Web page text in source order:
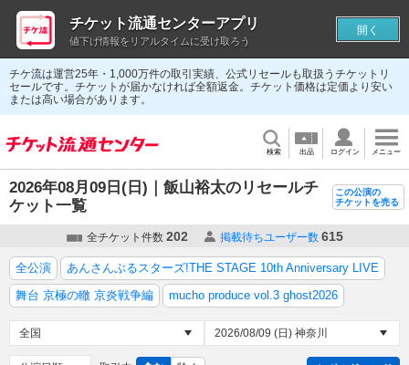
チケ流は運営25年・1,000万件の取引実績、公式リセールも取扱うチケットリ
セールです。チケットが届かなければ全額返金。チケット価格は定価より安い
または高い場合があります。
検索 出品 ログイン メニュー
2026年08月09日(日)｜飯山裕太のリセールチ
ケット一覧
この公演の
チケットを売る
全チケット件数 202 掲載待ちユーザー数 615
全公演
あんさんぶるスターズ!THE STAGE 10th Anniversary LIVE
舞台 京極の轍 京炎戦争編
mucho produce vol.3 ghost2026
チケット流通センターアプリ
値下げ情報をリアルタイムに受け取ろう
開く